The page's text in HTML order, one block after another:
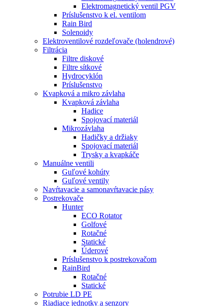
Elektromagnetický ventil PGV
Príslušenstvo k el. ventilom
Rain Bird
Solenoidy
Elektroventilové rozdeľovače (holendrové)
Filtrácia
Filtre diskové
Filtre sítkové
Hydrocyklón
Príslušenstvo
Kvapková a mikro závlaha​
Kvapková závlaha
Hadice
Spojovací materiál
Mikrozávlaha
Hadičky a držiaky
Spojovací materiál
Trysky a kvapkáče
Manuálne ventili
Guľové kohúty
Guľové ventily
Navŕtavacie a samonavŕtavacie pásy
Postrekovače
Hunter
ECO Rotator
Golfové
Rotačné
Statické
Úderové
Príslušenstvo k postrekovačom
RainBird
Rotačné
Statické
Potrubie LD PE
Riadiace jednotky a senzory